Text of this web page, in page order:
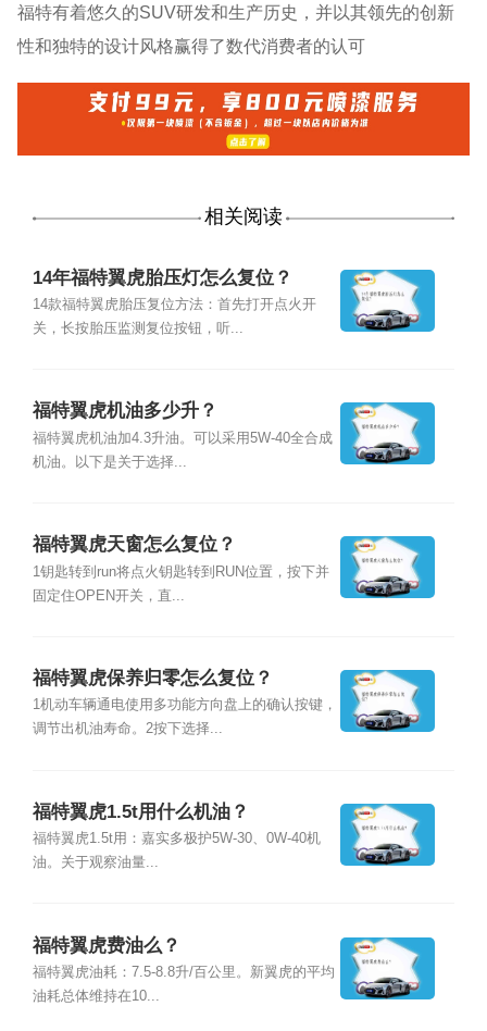
福特有着悠久的SUV研发和生产历史，并以其领先的创新
性和独特的设计风格赢得了数代消费者的认可
相关阅读
14年福特翼虎胎压灯怎么复位？
14款福特翼虎胎压复位方法：首先打开点火开
关，长按胎压监测复位按钮，听...
福特翼虎机油多少升？
福特翼虎机油加4.3升油。可以采用5W-40全合成
机油。以下是关于选择...
福特翼虎天窗怎么复位？
1钥匙转到run将点火钥匙转到RUN位置，按下并
固定住OPEN开关，直...
福特翼虎保养归零怎么复位？
1机动车辆通电使用多功能方向盘上的确认按键，
调节出机油寿命。2按下选择...
福特翼虎1.5t用什么机油？
福特翼虎1.5t用：嘉实多极护5W-30、0W-40机
油。关于观察油量...
福特翼虎费油么？
福特翼虎油耗：7.5-8.8升/百公里。新翼虎的平均
油耗总体维持在10...